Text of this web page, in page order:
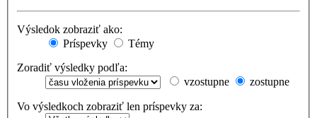
Výsledok zobraziť ako:
Príspevky
Témy
Zoradiť výsledky podľa:
vzostupne
zostupne
Vo výsledkoch zobraziť len príspevky za: